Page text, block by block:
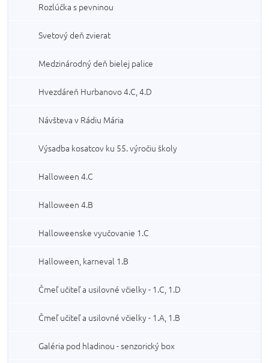
Rozlúčka s pevninou
Svetový deň zvierat
Medzinárodný deň bielej palice
Hvezdáreň Hurbanovo 4.C, 4.D
Návšteva v Rádiu Mária
Výsadba kosatcov ku 55. výročiu školy
Halloween 4.C
Halloween 4.B
Halloweenske vyučovanie 1.C
Halloween, karneval 1.B
Čmeľ učiteľ a usilovné včielky - 1.C, 1.D
Čmeľ učiteľ a usilovné včielky - 1.A, 1.B
Galéria pod hladinou - senzorický box